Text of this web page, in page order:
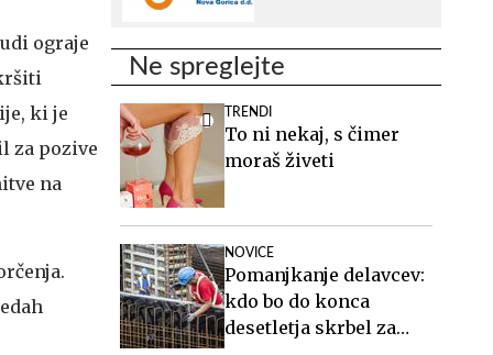
ograje
ki je
za pozive
na
Ne spreglejte
TRENDI
To ni nekaj, s čimer
moraš živeti
NOVICE
Pomanjkanje delavcev:
kdo bo do konca
desetletja skrbel za